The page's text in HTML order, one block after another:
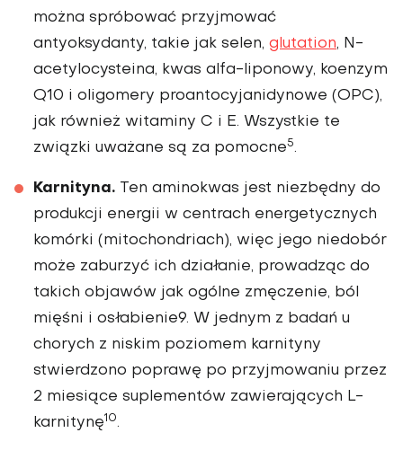
można spróbować przyjmować
antyoksydanty, takie jak se­len, glutation, N-
acetylocy­steina, kwas alfa-liponowy, koenzym
Q10 i oligomery proantocyjanidyno­we (OPC),
jak również witaminy C i E. Wszyst­kie te
związki uważa­ne są za pomocne5.
Karnityna. Ten aminokwas jest nie­zbędny do
produkcji energii w centrach energetycznych
komórki (mitochondriach), więc jego niedobór
może zaburzyć ich działanie, pro­wadząc do
takich objawów jak ogólne zmęczenie, ból
mięśni i osłabienie9. W jed­nym z badań u
chorych z niskim poziomem karni­tyny
stwierdzono poprawę po przyjmowaniu przez
2 miesiące suplementów za­wierających L-
karnitynę10.